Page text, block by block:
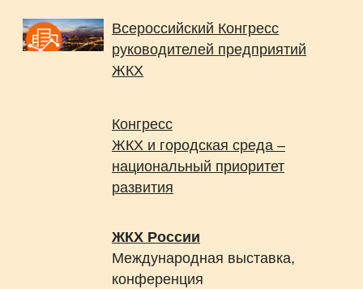
Всероссийский Конгресс
руководителей предприятий
ЖКХ
Конгресс
ЖКХ и городская среда –
национальный приоритет
развития
ЖКХ России
Международная выставка,
конференция